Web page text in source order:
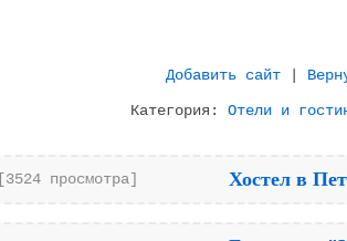
Добавить сайт
Категория: Отели и
[3524 просмотра] Хостел в